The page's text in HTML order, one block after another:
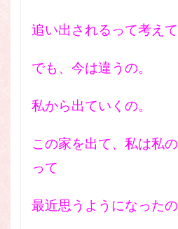
追い出されるって考えて
でも、今は違うの。
私から出ていくの。
この家を出て、私は私
って
最近思うようになったの